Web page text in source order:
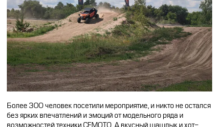
Более 300 человек посетили мероприятие, и никто не остался
без ярких впечатлений и эмоций от модельного ряда и
возможностей техники CFMOTO. А вкусный шашлык и хот-